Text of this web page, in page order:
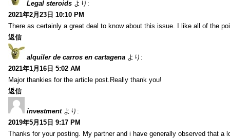
Legal steroids より:
2021年2月23日 10:10 PM
There as certainly a great deal to know about this issue. I like all of the
返信
alquiler de carros en cartagena より:
2021年1月16日 5:02 AM
Major thankies for the article post.Really thank you!
返信
investment より:
2019年5月15日 9:17 PM
Thanks for your posting. My partner and i have generally observed that